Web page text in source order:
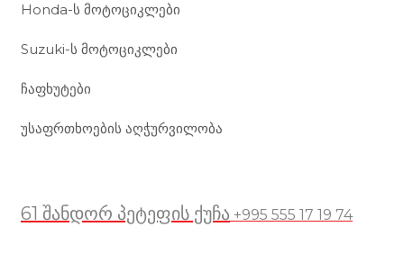
Honda-ს მოტოციკლები
Suzuki-ს მოტოციკლები
ჩაფხუტები
უსაფრთხოების აღჭურვილობა
61 შანდორ პეტეფის ქუჩა +995 555 17 19 74